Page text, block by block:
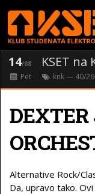
14/08 KSET na
Pet knk— 40/
DEXTER
Alternative Rock/
Da, upravo tako.